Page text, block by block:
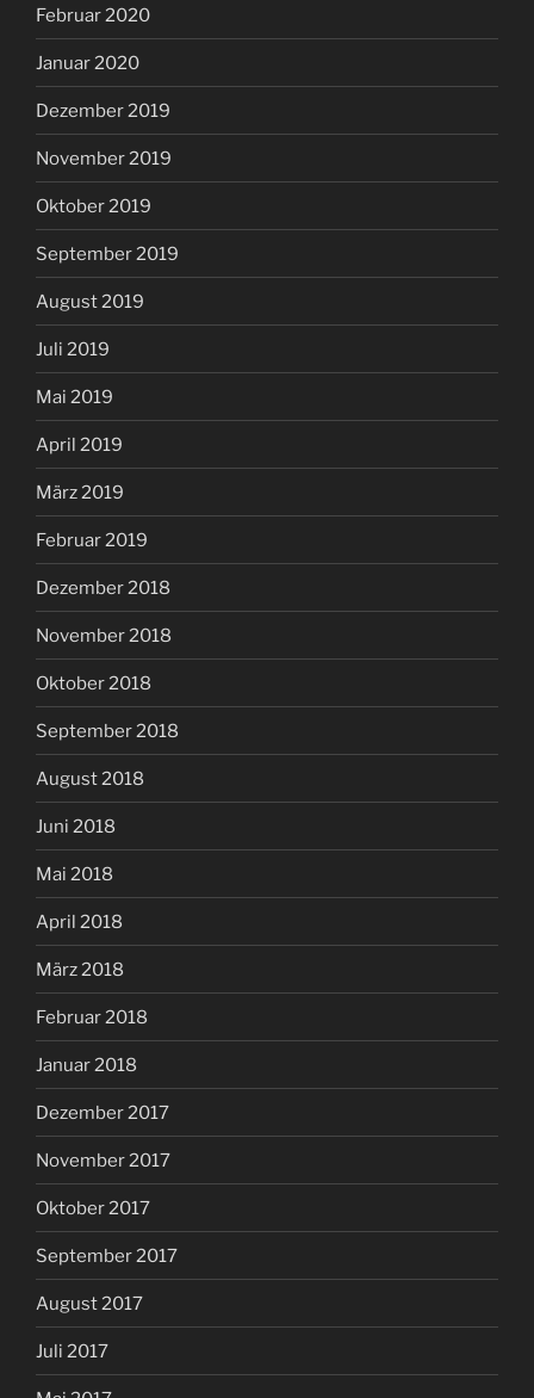
Februar 2020
Januar 2020
Dezember 2019
November 2019
Oktober 2019
September 2019
August 2019
Juli 2019
Mai 2019
April 2019
März 2019
Februar 2019
Dezember 2018
November 2018
Oktober 2018
September 2018
August 2018
Juni 2018
Mai 2018
April 2018
März 2018
Februar 2018
Januar 2018
Dezember 2017
November 2017
Oktober 2017
September 2017
August 2017
Juli 2017